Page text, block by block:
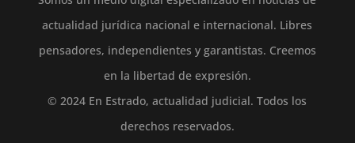
actualidad jurídica nacional e internacional. Libres
pensadores, independientes y garantistas. Creemos
en la libertad de expresión.
© 2024 En Estrado, actualidad judicial. Todos los
derechos reservados.